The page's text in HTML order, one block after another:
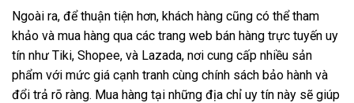
Ngoài ra, để thuận tiện hơn, khách hàng cũng có thể tham
khảo và mua hàng qua các trang web bán hàng trực tuyến uy
tín như Tiki, Shopee, và Lazada, nơi cung cấp nhiều sản
phẩm với mức giá cạnh tranh cùng chính sách bảo hành và
đổi trả rõ ràng. Mua hàng tại những địa chỉ uy tín này sẽ giúp